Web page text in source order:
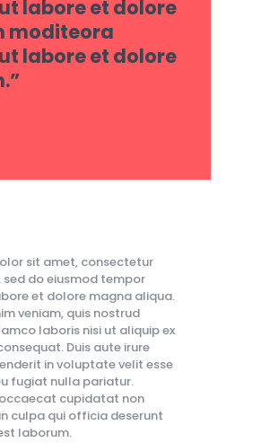
labore et dolore
moditeora
labore et dolore
sit amet, consectetur
sed do eiusmod tempor
et dolore magna aliqua.
veniam, quis nostrud
laboris nisi ut aliquip ex
Duis aute irure
in voluptate velit esse
fugiat nulla pariatur.
cupidatat non
culpa qui officia deserunt
laborum.